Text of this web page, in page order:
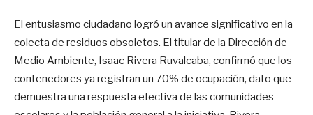
El entusiasmo ciudadano logró un avance significativo en la
colecta de residuos obsoletos. El titular de la Dirección de
Medio Ambiente, Isaac Rivera Ruvalcaba, confirmó que los
contenedores ya registran un 70% de ocupación, dato que
demuestra una respuesta efectiva de las comunidades